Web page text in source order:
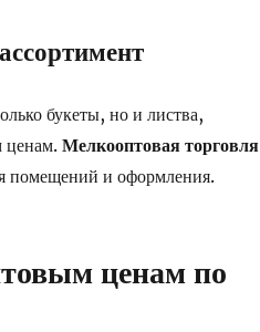
букеты, но и листва,
ценам. Мелкооптовая торговля
помещений и оформления.
ценам по